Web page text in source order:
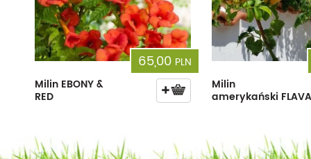
65,00 PLN
Milin EBONY &
RED
Milin
amerykański FLAVA